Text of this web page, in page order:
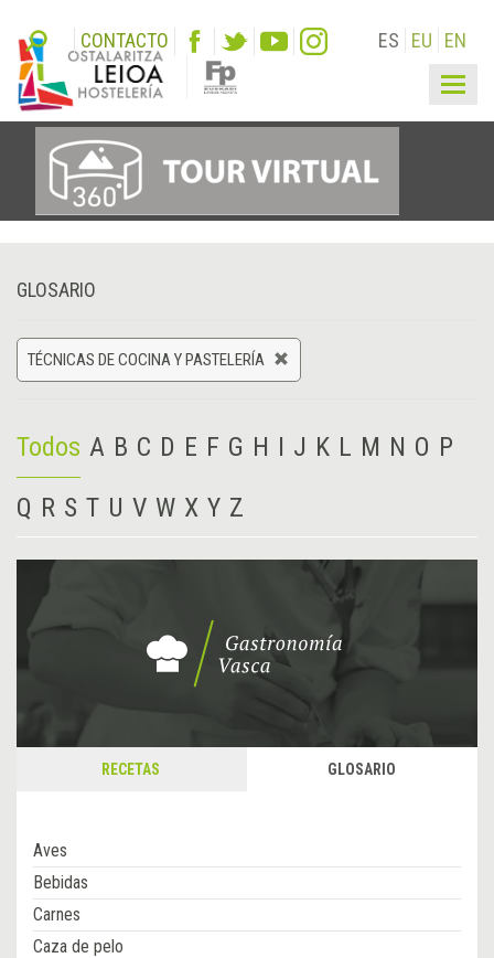
CONTACTO ES EU EN
GLOSARIO
TÉCNICAS DE COCINA Y PASTELERÍA
Todos A B C D E F G H I J K L M N O P
Q R S T U V W X Y Z
RECETAS GLOSARIO
Aves
Bebidas
Carnes
Caza de pelo